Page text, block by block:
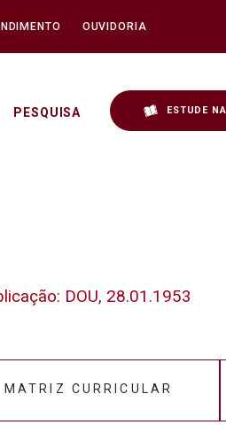
OUVIDORIA
PESQUISA ESTUDE
DOU, 28.01.1953
MATRIZ CURRICULAR